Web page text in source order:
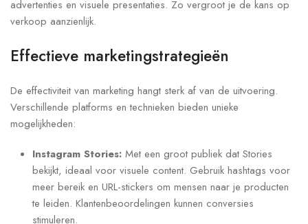
advertenties en visuele presentaties. Zo vergroot je de kans op
verkoop aanzienlijk.
Effectieve marketingstrategieën
De effectiviteit van marketing hangt sterk af van de uitvoering.
Verschillende platforms en technieken bieden unieke
mogelijkheden:
Instagram Stories: Met een groot publiek dat Stories
bekijkt, ideaal voor visuele content. Gebruik hashtags voor
meer bereik en URL-stickers om mensen naar je producten
te leiden. Klantenbeoordelingen kunnen conversies
stimuleren.